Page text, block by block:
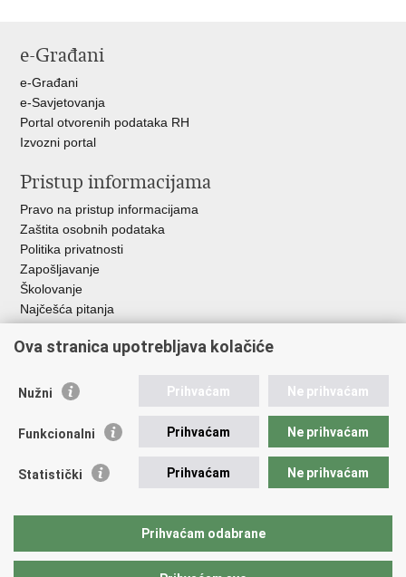
Facebooku
X-
e-Građani
e-Građani
e-Savjetovanja
Portal otvorenih podataka RH
Izvozni portal
Pristup informacijama
Pravo na pristup informacijama
Zaštita osobnih podataka
Politika privatnosti
Zapošljavanje
Školovanje
Najčešća pitanja
Važne poveznice
EMN Nacionalna kontaktna točka za Republiku Hrvatsku
Policijska akademija
Zaklada policijske solidarnosti
Udruge
Ova stranica upotrebljava kolačiće
Nužni Prihvaćam Ne prihvaćam
Funkcionalni Prihvaćam Ne prihvaćam
Statistički Prihvaćam Ne prihvaćam
Prihvaćam odabrane